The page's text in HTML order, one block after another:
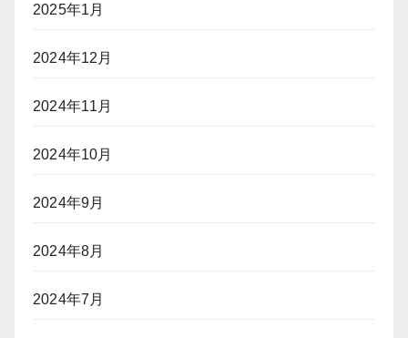
2025年1月
2024年12月
2024年11月
2024年10月
2024年9月
2024年8月
2024年7月